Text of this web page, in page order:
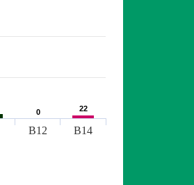
0
0 22
22
B12 B14